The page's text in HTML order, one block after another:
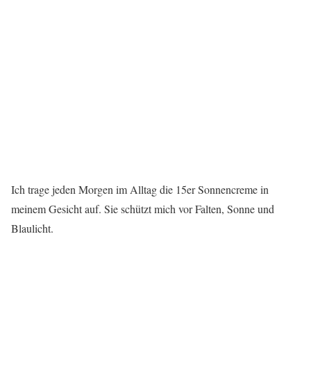
Ich trage jeden Morgen im Alltag die 15er Sonnencreme in
meinem Gesicht auf. Sie schützt mich vor Falten, Sonne und
Blaulicht.